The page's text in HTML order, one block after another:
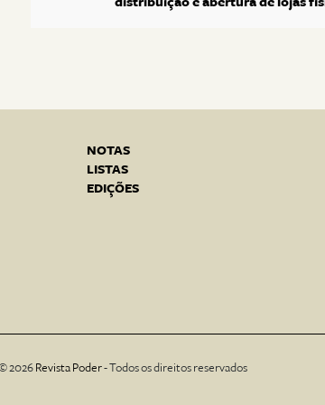
NOTAS
LISTAS
EDIÇÕES
2026 Revista Poder- Todos os direitos reservados